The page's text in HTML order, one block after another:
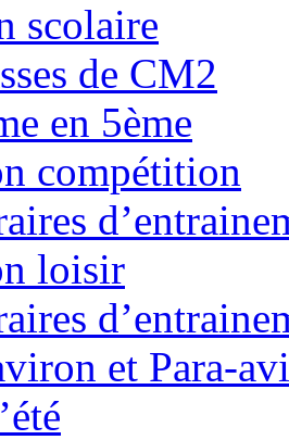
scolaire
de CM2
en 5ème
compétition
loisir
et Para-